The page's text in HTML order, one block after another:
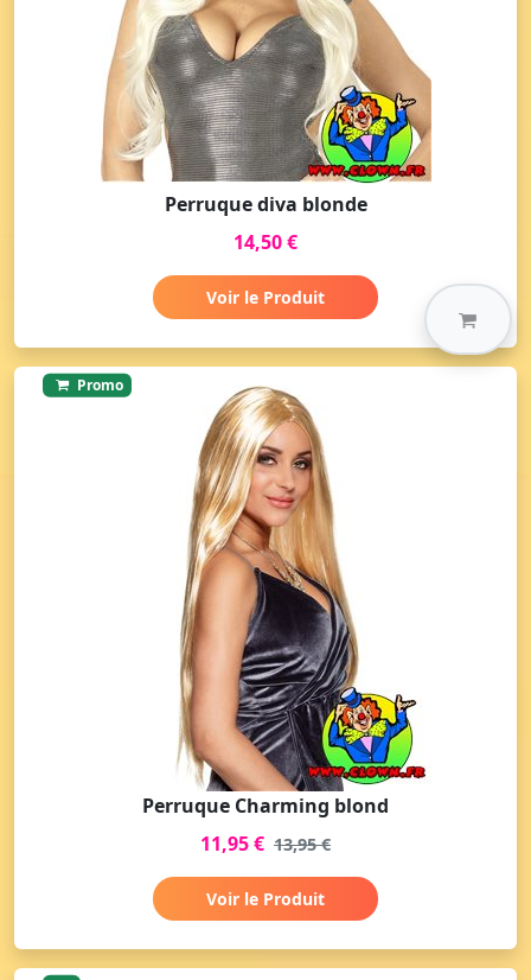
Perruque diva blonde
14,50 €
Voir le Produit
Promo
Perruque Charming blond
11,95 € 13,95 €
Voir le Produit